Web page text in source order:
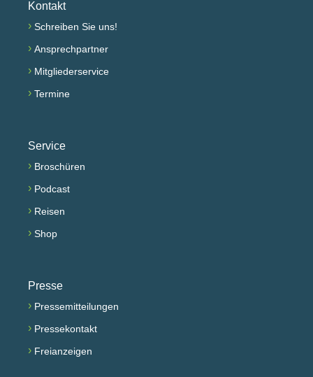
Kontakt
› Schreiben Sie uns!
› Ansprechpartner
› Mitgliederservice
› Termine
Service
› Broschüren
› Podcast
› Reisen
› Shop
Presse
› Pressemitteilungen
› Pressekontakt
› Freianzeigen